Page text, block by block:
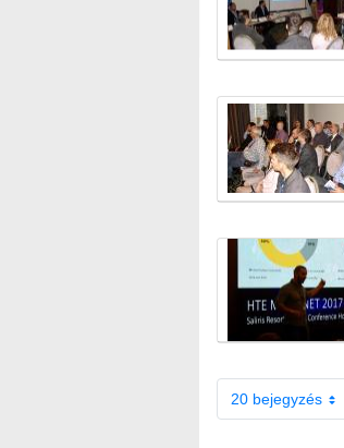
20 bejegyzés